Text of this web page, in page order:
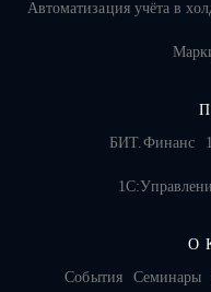
Автоматизация учёта в
БИТ.Финанс
О
События
Семинары